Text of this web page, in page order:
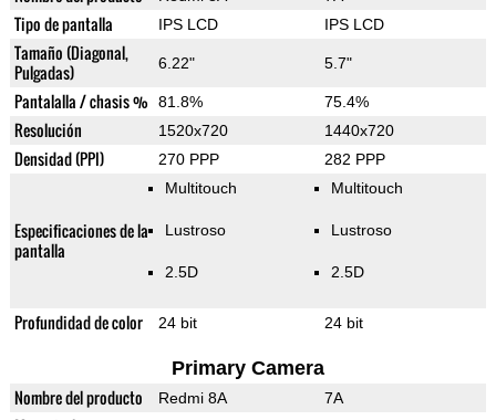
Tipo de pantalla IPS LCD IPS LCD
Tamaño (Diagonal,
Pulgadas)
6.22" 5.7"
Pantalalla / chasis % 81.8% 75.4%
Resolución 1520x720 1440x720
Densidad (PPI) 270 PPP 282 PPP
Especificaciones de la
pantalla
Multitouch
Lustroso
2.5D
Multitouch
Lustroso
2.5D
Profundidad de color 24 bit 24 bit
Primary Camera
Nombre del producto Redmi 8A 7A